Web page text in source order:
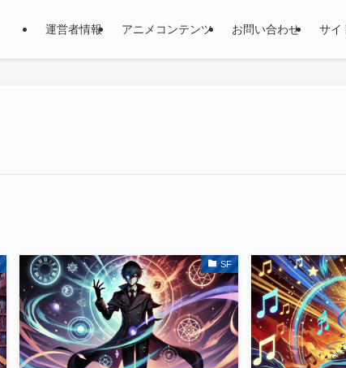
運営者情報 アニメコンテンツ お問い合わせ サイ
SF